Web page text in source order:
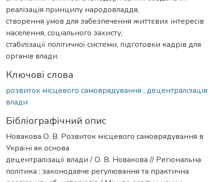
реалізація принципу народовладдя,
створення умов для забезпечення життєвих інтересів
населення, соціального захисту,
стабілізації політичної системи, підготовки кадрів для
органів влади.
Ключові слова
розвиток місцевого самоврядування , децентралізація
влади
Бібліографічний опис
Новакова О. В. Розвиток місцевого самоврядування в
Україні як основа
децентралізації влади / О. В. Новакова // Регіональна
політика : законодавче регулювання та практична